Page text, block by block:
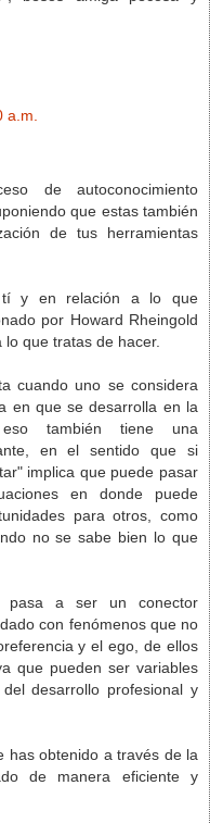
a.m.
de autoconocimiento
que estas también
de tus herramientas
y en relación a lo que
por Howard Rheingold
que tratas de hacer.
cuando uno se considera
en que se desarrolla en la
también tiene una
en el sentido que si
implica que puede pasar
en donde puede
para otros, como
no se sabe bien lo que
pasa a ser un conector
con fenómenos que no
y el ego, de ellos
que pueden ser variables
desarrollo profesional y
has obtenido a través de la
de manera eficiente y